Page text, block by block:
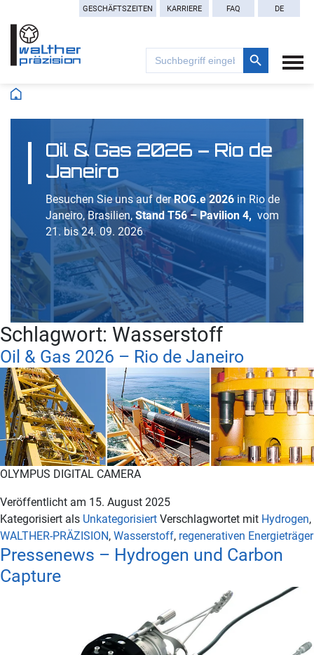
GESCHÄFTSZEITEN KARRIERE FAQ DE
Search
for:
Search Button
Oil & Gas 2026 – Rio de
Janeiro
Besuchen Sie uns auf derROG.e 2026 in Rio de
Janeiro, Brasilien,Stand T56 – Pavilion 4, vom
21. bis 24. 09. 2026
Schlagwort: Wasserstoff
Oil & Gas 2026 – Rio de Janeiro
OLYMPUS DIGITAL CAMERA
Veröffentlicht am 15. August 2025
Kategorisiert als Unkategorisiert Verschlagwortet mit Hydrogen,
WALTHER-PRÄZISION, Wasserstoff, regenerativen Energieträger
Pressenews – Hydrogen und Carbon
Capture